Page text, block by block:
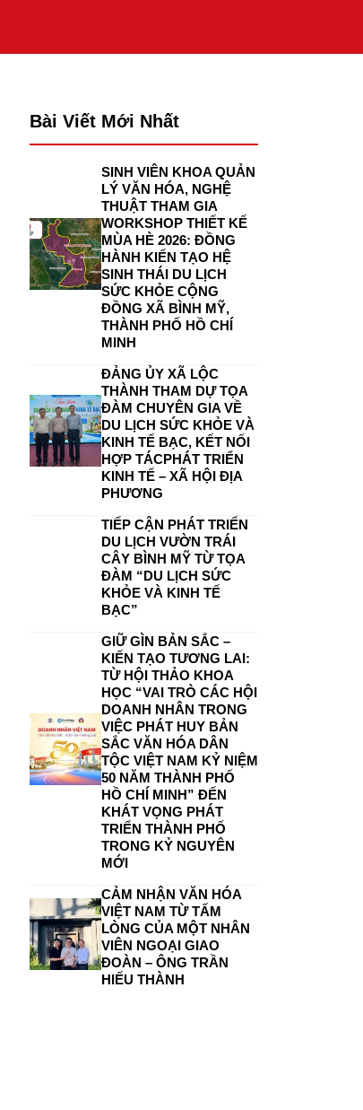
Bài Viết Mới Nhất
SINH VIÊN KHOA QUẢN
LÝ VĂN HÓA, NGHỆ
THUẬT THAM GIA
WORKSHOP THIẾT KẾ
MÙA HÈ 2026: ĐỒNG
HÀNH KIẾN TẠO HỆ
SINH THÁI DU LỊCH
SỨC KHỎE CỘNG
ĐỒNG XÃ BÌNH MỸ,
THÀNH PHỐ HỒ CHÍ
MINH
ĐẢNG ỦY XÃ LỘC
THÀNH THAM DỰ TỌA
ĐÀM CHUYÊN GIA VỀ
DU LỊCH SỨC KHỎE VÀ
KINH TẾ BẠC, KẾT NỐI
HỢP TÁCPHÁT TRIỂN
KINH TẾ – XÃ HỘI ĐỊA
PHƯƠNG
TIẾP CẬN PHÁT TRIỂN
DU LỊCH VƯỜN TRÁI
CÂY BÌNH MỸ TỪ TỌA
ĐÀM “DU LỊCH SỨC
KHỎE VÀ KINH TẾ
BẠC”
GIỮ GÌN BẢN SẮC –
KIẾN TẠO TƯƠNG LAI:
TỪ HỘI THẢO KHOA
HỌC “VAI TRÒ CÁC HỘI
DOANH NHÂN TRONG
VIỆC PHÁT HUY BẢN
SẮC VĂN HÓA DÂN
TỘC VIỆT NAM KỶ NIỆM
50 NĂM THÀNH PHỐ
HỒ CHÍ MINH” ĐẾN
KHÁT VỌNG PHÁT
TRIỂN THÀNH PHỐ
TRONG KỶ NGUYÊN
MỚI
CẢM NHẬN VĂN HÓA
VIỆT NAM TỪ TẤM
LÒNG CỦA MỘT NHÂN
VIÊN NGOẠI GIAO
ĐOÀN – ÔNG TRẦN
HIẾU THÀNH